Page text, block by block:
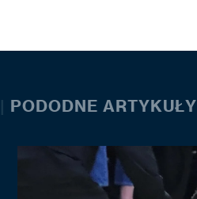
| PODODNE ARTYKUŁY